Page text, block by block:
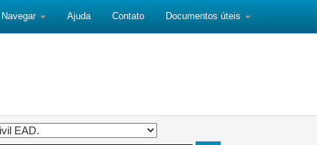
Navegar Ajuda Contato Documentos úteis